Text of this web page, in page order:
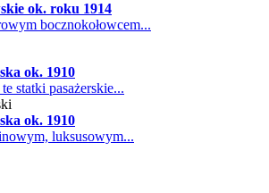
ok. roku 1914
bocznokołowcem...
ok. 1910
statki pasażerskie...
ok. 1910
luksusowym...